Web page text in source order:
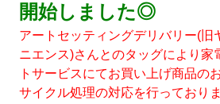
開始しました◎
アートセッティングデリバリー(旧
ニエンス)さんとのタッグにより家
トサービスにてお買い上げ商品の
サイクル処理の対応を行っており